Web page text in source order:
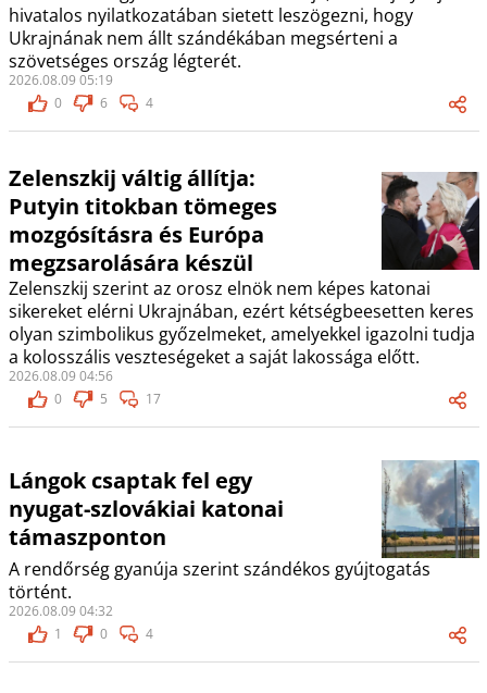
hivatalos nyilatkozatában sietett leszögezni, hogy
Ukrajnának nem állt szándékában megsérteni a
szövetséges ország légterét.
2026.08.09 05:19
0
6 4
Zelenszkij váltig állítja:
Putyin titokban tömeges
mozgósításra és Európa
megzsarolására készül
Zelenszkij szerint az orosz elnök nem képes katonai
sikereket elérni Ukrajnában, ezért kétségbeesetten keres
olyan szimbolikus győzelmeket, amelyekkel igazolni tudja
a kolosszális veszteségeket a saját lakossága előtt.
2026.08.09 04:56
0
5 17
Lángok csaptak fel egy
nyugat-szlovákiai katonai
támaszponton
A rendőrség gyanúja szerint szándékos gyújtogatás
történt.
2026.08.09 04:32
1
0 4